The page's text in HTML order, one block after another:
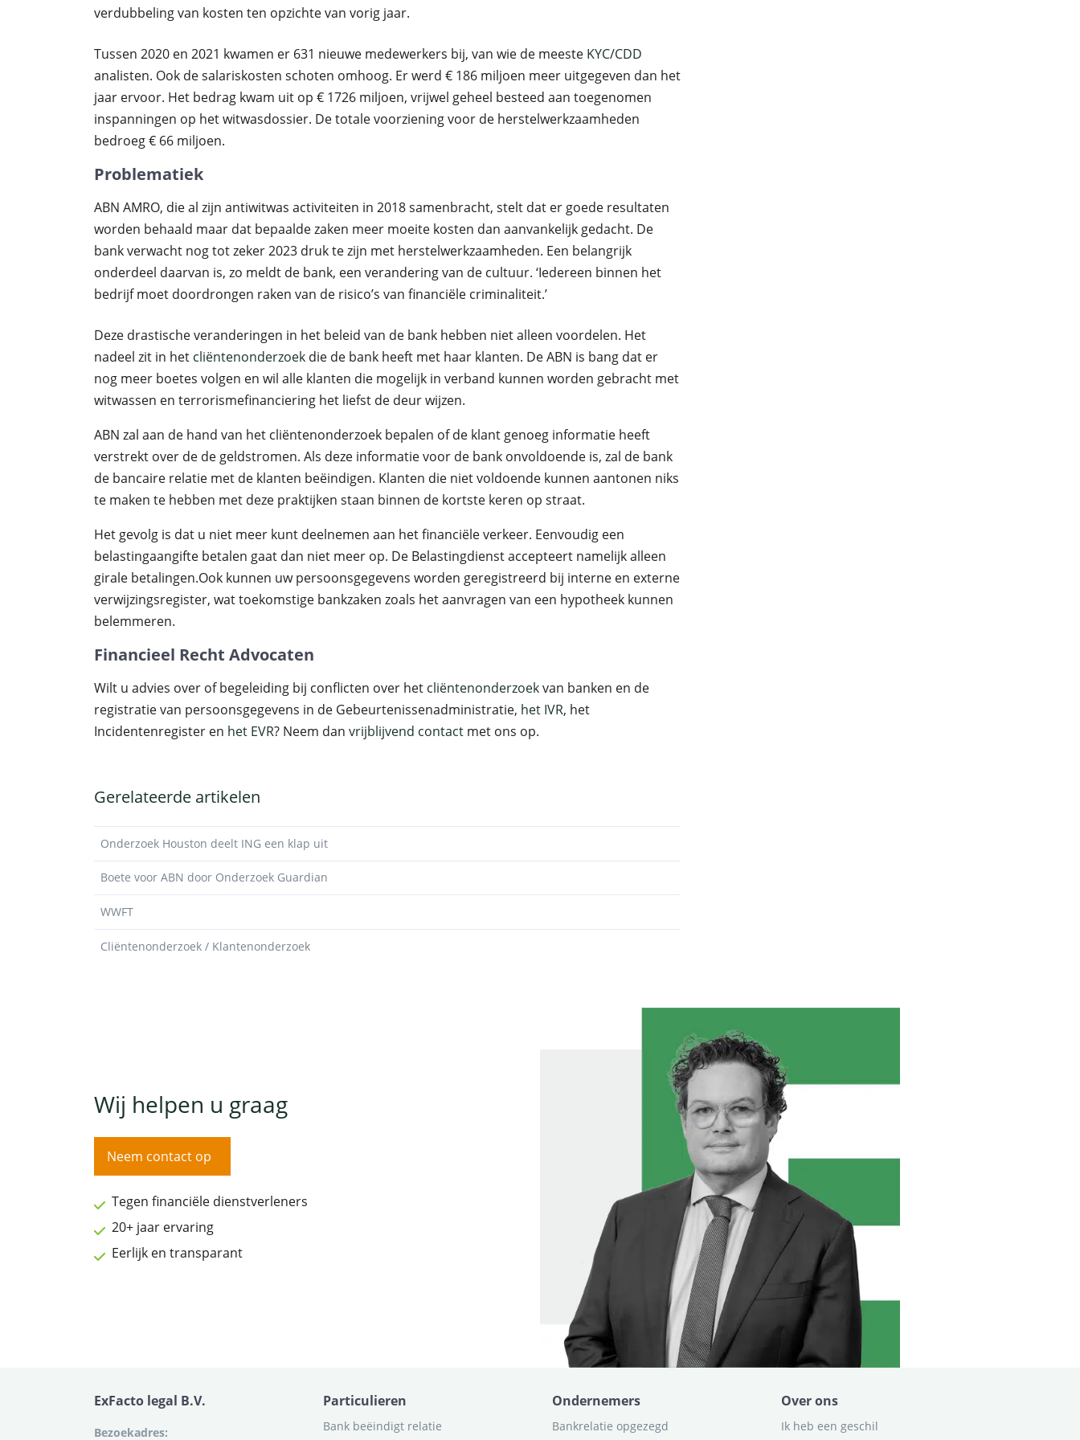
verdubbeling van kosten ten opzichte van vorig jaar.
Tussen 2020 en 2021 kwamen er 631 nieuwe medewerkers bij, van wie de meeste KYC/CDD
analisten. Ook de salariskosten schoten omhoog. Er werd € 186 miljoen meer uitgegeven dan het
jaar ervoor. Het bedrag kwam uit op € 1726 miljoen, vrijwel geheel besteed aan toegenomen
inspanningen op het witwasdossier. De totale voorziening voor de herstelwerkzaamheden
bedroeg € 66 miljoen.
Problematiek
ABN AMRO, die al zijn antiwitwas activiteiten in 2018 samenbracht, stelt dat er goede resultaten
worden behaald maar dat bepaalde zaken meer moeite kosten dan aanvankelijk gedacht. De
bank verwacht nog tot zeker 2023 druk te zijn met herstelwerkzaamheden. Een belangrijk
onderdeel daarvan is, zo meldt de bank, een verandering van de cultuur. ‘Iedereen binnen het
bedrijf moet doordrongen raken van de risico’s van financiële criminaliteit.’
Deze drastische veranderingen in het beleid van de bank hebben niet alleen voordelen. Het
nadeel zit in het cliëntenonderzoek die de bank heeft met haar klanten. De ABN is bang dat er
nog meer boetes volgen en wil alle klanten die mogelijk in verband kunnen worden gebracht met
witwassen en terrorismefinanciering het liefst de deur wijzen.
ABN zal aan de hand van het cliëntenonderzoek bepalen of de klant genoeg informatie heeft
verstrekt over de de geldstromen. Als deze informatie voor de bank onvoldoende is, zal de bank
de bancaire relatie met de klanten beëindigen. Klanten die niet voldoende kunnen aantonen niks
te maken te hebben met deze praktijken staan binnen de kortste keren op straat.
Het gevolg is dat u niet meer kunt deelnemen aan het financiële verkeer. Eenvoudig een
belastingaangifte betalen gaat dan niet meer op. De Belastingdienst accepteert namelijk alleen
girale betalingen.Ook kunnen uw persoonsgegevens worden geregistreerd bij interne en externe
verwijzingsregister, wat toekomstige bankzaken zoals het aanvragen van een hypotheek kunnen
belemmeren.
Financieel Recht Advocaten
Wilt u advies over of begeleiding bij conflicten over het cliëntenonderzoekvan banken en de
registratie van persoonsgegevens in de Gebeurtenissenadministratie, het IVR, het
Incidentenregister en het EVR? Neem dan vrijblijvend contact met ons op.
Gerelateerde artikelen
Onderzoek Houston deelt ING een klap uit
Boete voor ABN door Onderzoek Guardian
WWFT
Cliëntenonderzoek / Klantenonderzoek
Wij helpen u graag
Neem contact op
Tegen financiële dienstverleners
20+ jaar ervaring
Eerlijk en transparant
ExFacto legal B.V.
Bezoekadres:
Particulieren
Bank beëindigt relatie
Ondernemers
Bankrelatie opgezegd
Over ons
Ik heb een geschil